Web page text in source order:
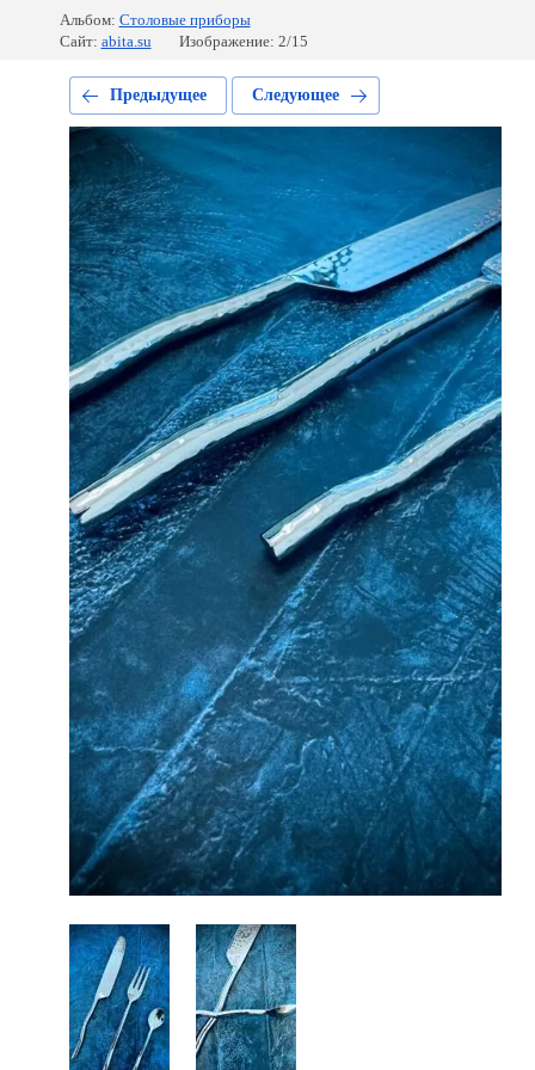
Альбом: Столовые приборы
Сайт: abita.su Изображение: 2/15
Предыдущее Следующее